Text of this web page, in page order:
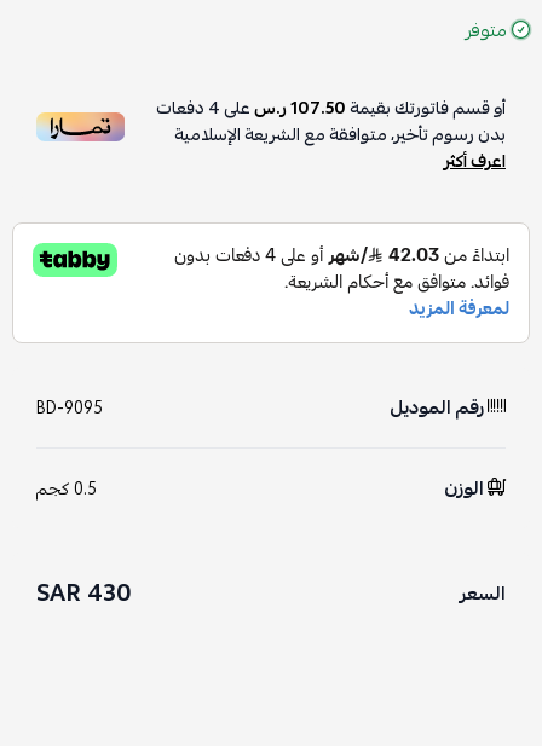
متوفر
أو قسم فاتورتك بقيمة107.50 ر.س على4دفعات
بدون رسوم تأخير، متوافقة مع الشريعة الإسلامية
اعرف أكثر
رقم الموديل BD-9095
الوزن 0.5 كجم
السعر 430 SAR